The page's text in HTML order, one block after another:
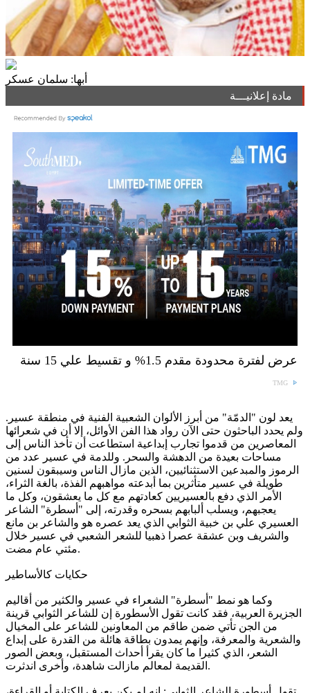
أبها: سلمان عسكر
مادة إعلانيـــة
عرض لفترة محدودة مقدم 1.5% و تقسيط علي 15 سنة
TMG
يعد لون "الدمّة" من أبرز الألوان الشعبية الفنية في منطقة عسير.
ولم يحدد الباحثون حتى الآن رواد هذا الفن الأوائل، إلا أن في شعرائها
المعاصرين من قدموا تجارب إبداعية استطاعت أن تأخذ الناس إلى
مساحات بعيدة من الدهشة والسحر. وللدمة في عسير عدد من
الرموز والمبدعين الاستثنائيين، الذين مازال الناس وسيبقون لسنين
طويلة في عسير متأثرين بما أبدعته مواهبهم الفذة، بالغة الثراء،
الأمر الذي دفع بالعسيريين كعادتهم مع كل ما يعشقون، وكل ما
يعجبهم، ويسلب ألبابهم بسحره وقدرته، إلى "أسطرة" الشاعر
العسيري علي بن خبية الثوابي الذي يعد عصره هو والشاعر بن مانع
والشريف وبن عشقة عصرا ذهبيا للشعر الشعبي في عسير خلال
مئتي عام مضت.
حكايات كالأساطير
وكما هو نمط "أسطرة" الشعراء في عسير والكثير من أقاليم
الجزيرة العربية، فقد كانت تقول الأسطورة إن للشاعر الثوابي قرينة
من الجن تأتي ضمن طاقم من المعاونين للشاعر على المخيال
والشعرية والمعرفة، وإنهم يمدون بطاقة هائلة من القدرة على إبداع
الشعر، الذي كثيرا ما كان يقرأ أحداث المستقبل، وبعض الصور
القديمة لمعالم مازالت شاهدة، وأخرى اندثرت.